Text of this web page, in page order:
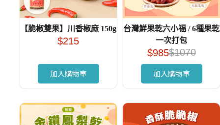
【脆椒雙果】川香椒麻 150g
$215
加入購物車
台灣鮮果乾六小福 / 6種果乾
一次打包
$1070
$985
加入購物車